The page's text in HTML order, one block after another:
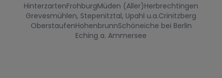
HinterzartenFrohburgMüden (Aller)Herbrechtingen
Grevesmühlen, Stepenitztal, Upahl u.a.Crinitzberg
OberstaufenHohenbrunnSchöneiche bei Berlin
Eching a. Ammersee